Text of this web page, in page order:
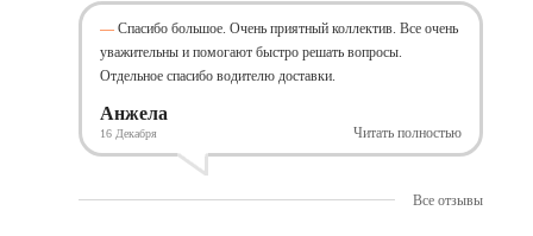
Спасибо большое. Очень приятный коллектив. Все очень
уважительны и помогают быстро решать вопросы.
Отдельное спасибо водителю доставки.
Анжела
16 Декабря Читать полностью
Все отзывы